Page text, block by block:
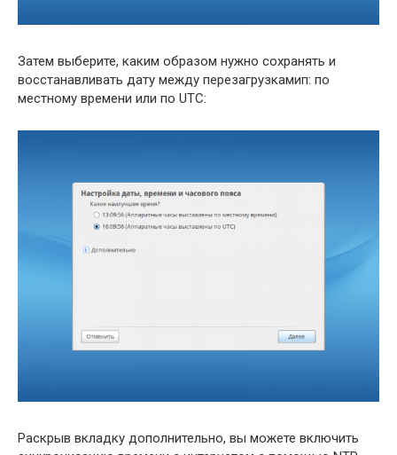
Затем выберите, каким образом нужно сохранять и
восстанавливать дату между перезагрузкамип: по
местному времени или по UTC:
Раскрыв вкладку дополнительно, вы можете включить